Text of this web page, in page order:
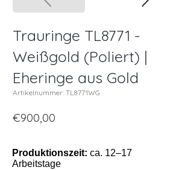
Trauringe TL8771 -
Weißgold (Poliert) |
Eheringe aus Gold
Artikelnummer: TL8771WG
€900,00
Produktionszeit: ca. 12–17
Arbeitstage